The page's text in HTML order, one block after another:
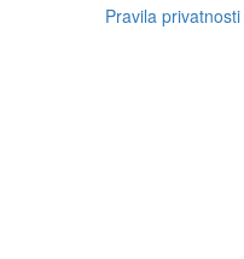
Pravila privatnosti